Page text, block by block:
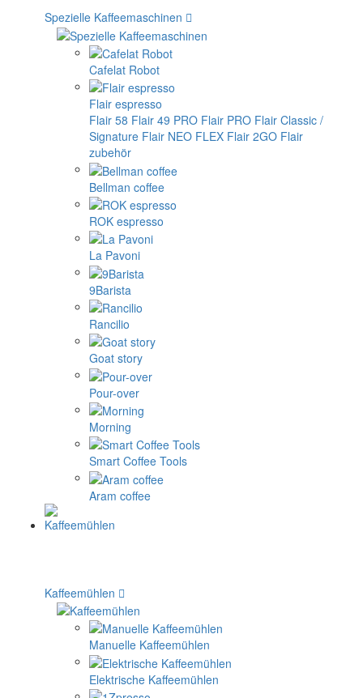
Spezielle Kaffeemaschinen
Cafelat Robot
Flair espresso
Flair 58 Flair 49 PRO Flair PRO Flair Classic /
Signature Flair NEO FLEX Flair 2GO Flair
zubehör
Bellman coffee
ROK espresso
La Pavoni
9Barista
Rancilio
Goat story
Pour-over
Morning
Smart Coffee Tools
Aram coffee
Kaffeemühlen
Manuelle Kaffeemühlen
Elektrische Kaffeemühlen